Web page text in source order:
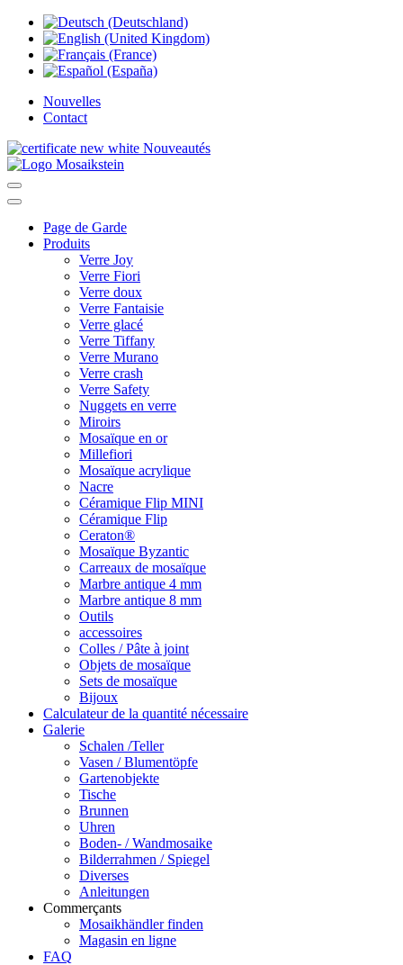
Nouvelles
Contact
Nouveautés
Page de Garde
Produits
Verre Joy
Verre Fiori
Verre doux
Verre Fantaisie
Verre glacé
Verre Tiffany
Verre Murano
Verre crash
Verre Safety
Nuggets en verre
Miroirs
Mosaïque en or
Millefiori
Mosaïque acrylique
Nacre
Céramique Flip MINI
Céramique Flip
Ceraton®
Mosaïque Byzantic
Carreaux de mosaïque
Marbre antique 4 mm
Marbre antique 8 mm
Outils
accessoires
Colles / Pâte à joint
Objets de mosaïque
Sets de mosaïque
Bijoux
Calculateur de la quantité nécessaire
Galerie
Schalen /Teller
Vasen / Blumentöpfe
Gartenobjekte
Tische
Brunnen
Uhren
Boden- / Wandmosaike
Bilderrahmen / Spiegel
Diverses
Anleitungen
Commerçants
Mosaikhändler finden
Magasin en ligne
FAQ